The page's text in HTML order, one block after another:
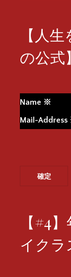
【人
の公式】
Name ※
Mail-Address
【#4
イク